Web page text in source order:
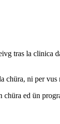
tras la clinica
chüra, ni per
chüra ed ün